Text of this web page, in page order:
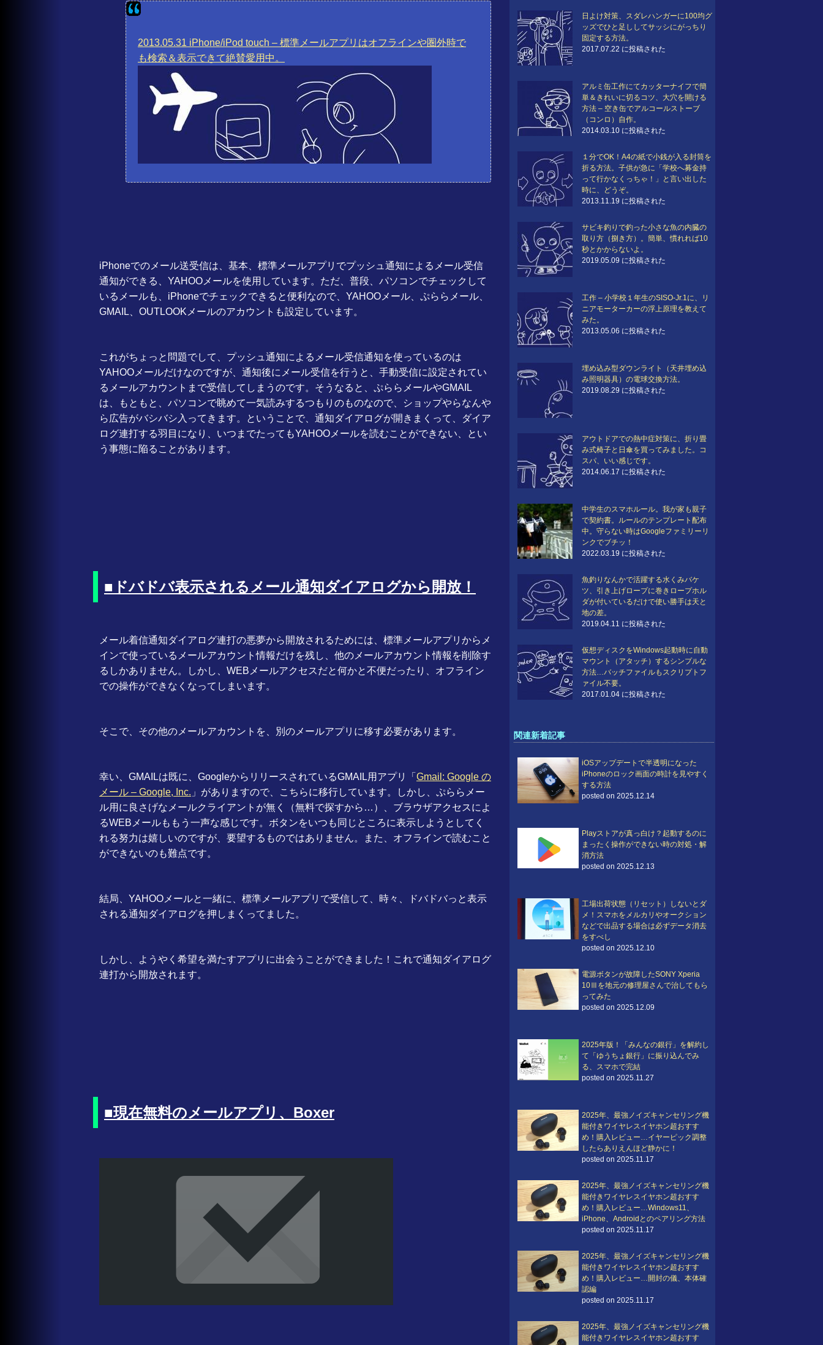
2013.05.31 iPhone/iPod touch – 標準メールアプリはオフラインや圏外時で
も検索＆表示できて絶賛愛用中。
iPhoneでのメール送受信は、基本、標準メールアプリでプッシュ通知によるメール受信
通知ができる、YAHOOメールを使用しています。ただ、普段、パソコンでチェックして
いるメールも、iPhoneでチェックできると便利なので、YAHOOメール、ぷららメール、
GMAIL、OUTLOOKメールのアカウントも設定しています。
これがちょっと問題でして、プッシュ通知によるメール受信通知を使っているのは
YAHOOメールだけなのですが、通知後にメール受信を行うと、手動受信に設定されてい
るメールアカウントまで受信してしまうのです。そうなると、ぷららメールやGMAIL
は、もともと、パソコンで眺めて一気読みするつもりのものなので、ショップやらなんや
ら広告がバシバシ入ってきます。ということで、通知ダイアログが開きまくって、ダイア
ログ連打する羽目になり、いつまでたってもYAHOOメールを読むことができない、とい
う事態に陥ることがあります。
■ドバドバ表示されるメール通知ダイアログから開放！
メール着信通知ダイアログ連打の悪夢から開放されるためには、標準メールアプリからメ
インで使っているメールアカウント情報だけを残し、他のメールアカウント情報を削除す
るしかありません。しかし、WEBメールアクセスだと何かと不便だったり、オフライン
での操作ができなくなってしまいます。
そこで、その他のメールアカウントを、別のメールアプリに移す必要があります。
幸い、GMAILは既に、GoogleからリリースされているGMAIL用アプリ「 Gmail: Google の
メール – Google, Inc. 」がありますので、こちらに移行しています。しかし、ぷららメー
ル用に良さげなメールクライアントが無く（無料で探すから…）、ブラウザアクセスによ
るWEBメールももう一声な感じです。ボタンをいつも同じところに表示しようとしてく
れる努力は嬉しいのですが、要望するものではありません。また、オフラインで読むこと
ができないのも難点です。
結局、YAHOOメールと一緒に、標準メールアプリで受信して、時々、ドバドバっと表示
される通知ダイアログを押しまくってました。
しかし、ようやく希望を満たすアプリに出会うことができました！これで通知ダイアログ
連打から開放されます。
■現在無料のメールアプリ、Boxer
日よけ対策、スダレハンガーに100均グ
ッズでひと足ししてサッシにがっちり
固定する方法。
2017.07.22 に投稿された
アルミ缶工作にてカッターナイフで簡
単＆きれいに切るコツ、大穴を開ける
方法 – 空き缶でアルコールストーブ
（コンロ）自作。
2014.03.10 に投稿された
１分でOK！A4の紙で小銭が入る封筒を
折る方法。子供が急に「学校へ募金持
って行かなくっちゃ！」と言い出した
時に、どうぞ。
2013.11.19 に投稿された
サビキ釣りで釣った小さな魚の内臓の
取り方（捌き方）。簡単、慣れれば10
秒とかからないよ。
2019.05.09 に投稿された
工作 – 小学校１年生のSISO-Jr.1に、リ
ニアモーターカーの浮上原理を教えて
みた。
2013.05.06 に投稿された
埋め込み型ダウンライト（天井埋め込
み照明器具）の電球交換方法。
2019.08.29 に投稿された
アウトドアでの熱中症対策に、折り畳
み式椅子と日傘を買ってみました。コ
スパ、いい感じです。
2014.06.17 に投稿された
中学生のスマホルール。我が家も親子
で契約書。ルールのテンプレート配布
中。守らない時はGoogleファミリーリ
ンクでブチッ！
2022.03.19 に投稿された
魚釣りなんかで活躍する水くみバケ
ツ、引き上げロープに巻きロープホル
ダが付いているだけで使い勝手は天と
地の差。
2019.04.11 に投稿された
仮想ディスクをWindows起動時に自動
マウント（アタッチ）するシンプルな
方法…バッチファイルもスクリプトフ
ァイル不要。
2017.01.04 に投稿された
関連新着記事
iOSアップデートで半透明になった
iPhoneのロック画面の時計を見やすく
する方法
posted on 2025.12.14
Playストアが真っ白け？起動するのに
まったく操作ができない時の対処・解
消方法
posted on 2025.12.13
工場出荷状態（リセット）しないとダ
メ！スマホをメルカリやオークション
などで出品する場合は必ずデータ消去
をすべし
posted on 2025.12.10
電源ボタンが故障したSONY Xperia
10Ⅲを地元の修理屋さんで治してもら
ってみた
posted on 2025.12.09
2025年版！「みんなの銀行」を解約し
て「ゆうちょ銀行」に振り込んでみ
る、スマホで完結
posted on 2025.11.27
2025年、最強ノイズキャンセリング機
能付きワイヤレスイヤホン超おすす
め！購入レビュー…イヤーピック調整
したらありえんほど静かに！
posted on 2025.11.17
2025年、最強ノイズキャンセリング機
能付きワイヤレスイヤホン超おすす
め！購入レビュー…Windows11、
iPhone、Androidとのペアリング方法
posted on 2025.11.17
2025年、最強ノイズキャンセリング機
能付きワイヤレスイヤホン超おすす
め！購入レビュー…開封の儀、本体確
認編
posted on 2025.11.17
2025年、最強ノイズキャンセリング機
能付きワイヤレスイヤホン超おすす